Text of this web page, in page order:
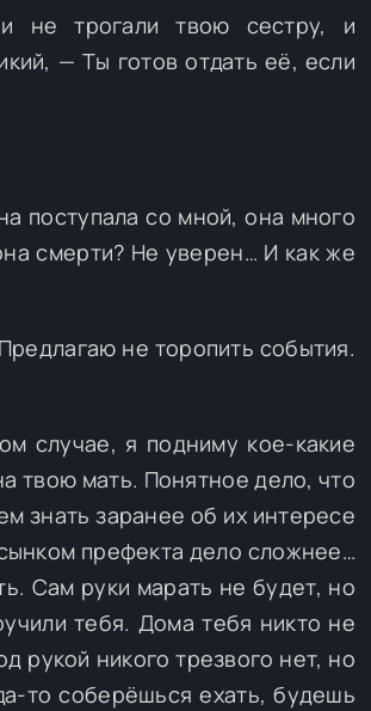
не трогали твою сестру, и
— Ты готов отдать её, если
поступала со мной, она много
смерти? Не уверен… И как же
не торопить события.
случае, я подниму кое-какие
твою мать. Понятное дело, что
знать заранее об их интересе
префекта дело сложнее…
Сам руки марать не будет, но
тебя. Дома тебя никто не
рукой никого трезвого нет, но
то соберёшься ехать, будешь